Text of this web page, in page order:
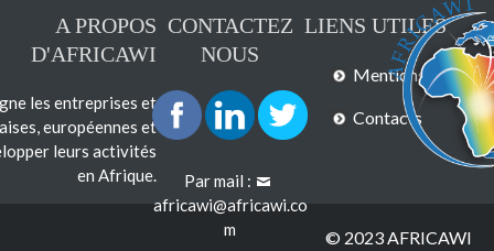
A PROPOS
D'AFRICAWI
les entreprises et
européennes et
leurs activités
en Afrique.
CONTACTEZ
NOUS
Par mail :
africawi@africawi.co
m
LIENS UTILES
Mentions légales
Contacts
© 2023 AFRICAWI